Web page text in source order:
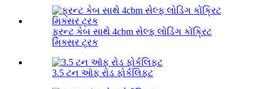
ફ્રન્ટ કેબ સાથે 4cbm સેલ્ફ લોડિંગ કોંક્રિટ
મિક્સર ટ્રક
3.5 ટન ઑફ રોડ ફોર્કલિફ્ટ